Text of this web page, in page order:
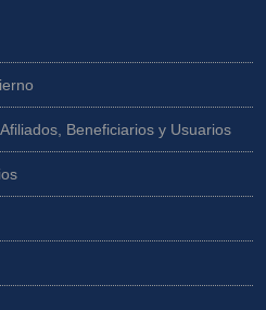
Beneficiarios y Usuarios